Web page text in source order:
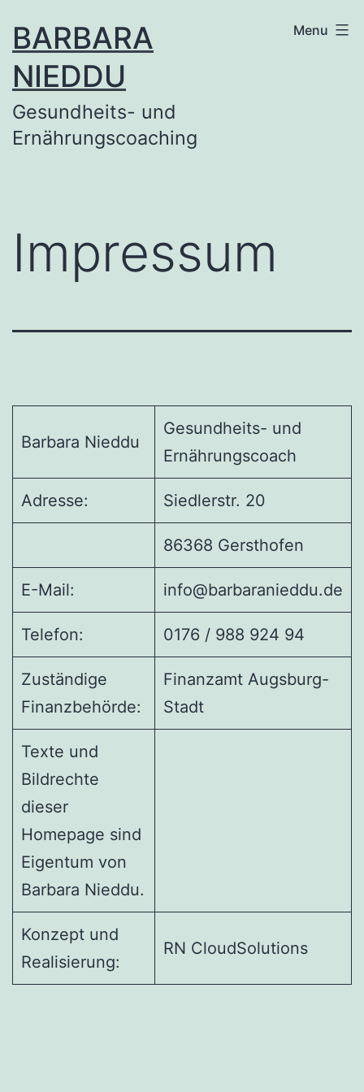
content
BARBARA
NIEDDU
Gesundheits- und
Ernährungscoaching
Menu
Impressum
Barbara Nieddu
Gesundheits- und
Ernährungscoach
Adresse: Siedlerstr. 20
86368 Gersthofen
E-Mail: info@barbaranieddu.de
Telefon: 0176 / 988 924 94
Zuständige
Finanzbehörde:
Finanzamt Augsburg-
Stadt
Texte und
Bildrechte
dieser
Homepage sind
Eigentum von
Barbara Nieddu.
Konzept und
Realisierung:
RN CloudSolutions